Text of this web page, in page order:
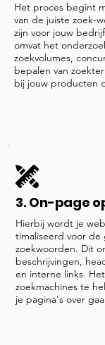
Het proces begint
van de juiste zoek-
zijn voor jouw
omvat het
zoekvolumes,
bepalen van
bij jouw producten
3. On-page
Hierbij wordt je
timaliseerd voor de
zoekwoorden. Dit
beschrijvingen,
en interne links.
zoekmachines te
je pagina's over